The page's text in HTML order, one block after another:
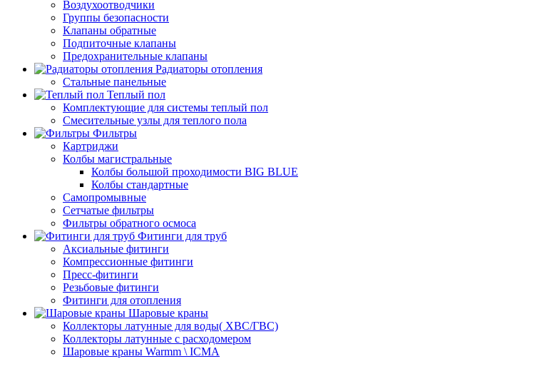
Воздухоотводчики
Группы безопасности
Клапаны обратные
Подпиточные клапаны
Предохранительные клапаны
Радиаторы отопления
Стальные панельные
Теплый пол
Комплектующие для системы теплый пол
Смесительные узлы для теплого пола
Фильтры
Картриджи
Колбы магистральные
Колбы большой проходимости BIG BLUE
Колбы стандартные
Самопромывные
Сетчатые фильтры
Фильтры обратного осмоса
Фитинги для труб
Аксиальные фитинги
Компрессионные фитинги
Пресс-фитинги
Резьбовые фитинги
Фитинги для отопления
Шаровые краны
Коллекторы латунные для воды( ХВС/ГВС)
Коллекторы латунные с расходомером
Шаровые краны Warmm \ ICMA